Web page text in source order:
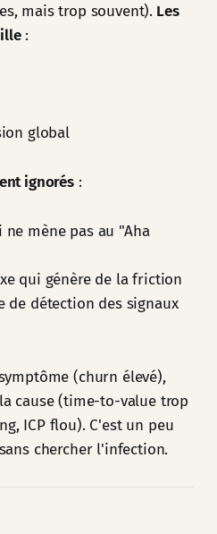
mais trop souvent). Les
:
global
ignorés:
mène pas au "Aha
qui génère de la friction
de détection des signaux
(churn élevé),
cause (time-to-value trop
ICP flou). C'est un peu
chercher l'infection.